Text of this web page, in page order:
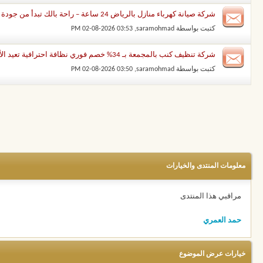
شركة صيانة كهرباء منازل بالرياض 24 ساعة – راحة بالك تبدأ من جودة الخدمة
كتبت بواسطة saramohmad
‏, 02-08-2026 03:53 PM
شركة تنظيف كنب بالمجمعة بـ 34% خصم فوري نظافة احترافية تعيد الأناقة إلى منزلك
كتبت بواسطة saramohmad
‏, 02-08-2026 03:50 PM
معلومات المنتدى والخيارات
مراقبي هذا المنتدى
حمد العمري
خيارات عرض الموضوع